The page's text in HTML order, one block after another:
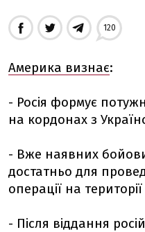
120
Америка визнає:
- Росія формує
на кордонах з
- Вже наявних
достатньо для
операції на
- Після віддання